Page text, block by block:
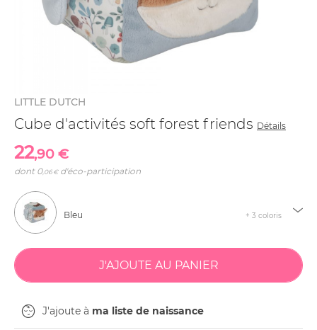
LITTLE DUTCH
Cube d'activités soft forest friends Détails
22,90 €
dont 0,06 €d'éco-participation
Bleu + 3 coloris
J'ajoute à ma liste de naissance